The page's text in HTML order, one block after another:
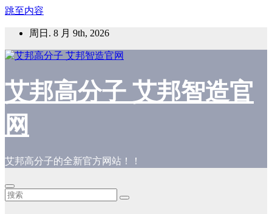
跳至内容
周日. 8 月 9th, 2026
艾邦高分子 艾邦智造官
网
艾邦高分子的全新官方网站！！